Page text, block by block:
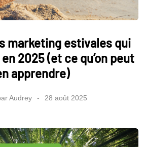
marketing estivales qui
2025 (et ce qu’on peut
apprendre)
Audrey 28 août 2025